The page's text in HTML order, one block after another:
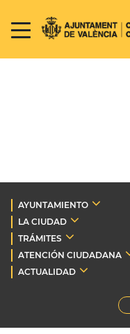
AYUNTAMIENTO
LA CIUDAD
TRÁMITES
ATENCIÓN CIUDADANA
ACTUALIDAD